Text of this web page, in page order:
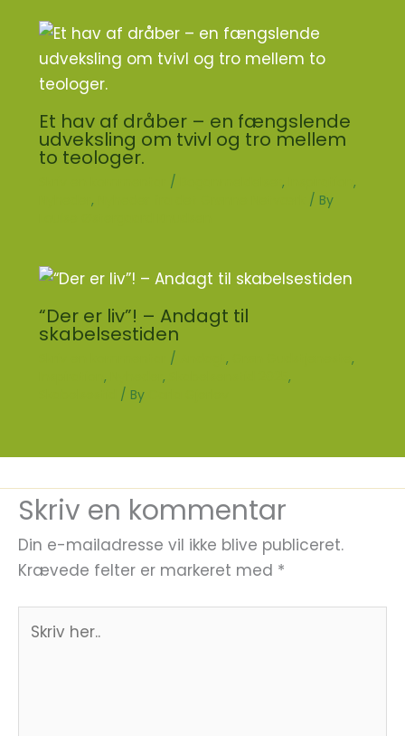
Et hav af dråber – en fængslende
udveksling om tvivl og tro mellem
to teologer.
/ ,
,
,
/ By
“Der er liv”! – Andagt til
skabelsestiden
/ ,
,
, ,
,
/ By
Skriv en kommentar
Din e-mailadresse vil ikke blive publiceret.
Krævede felter er markeret med *
her..